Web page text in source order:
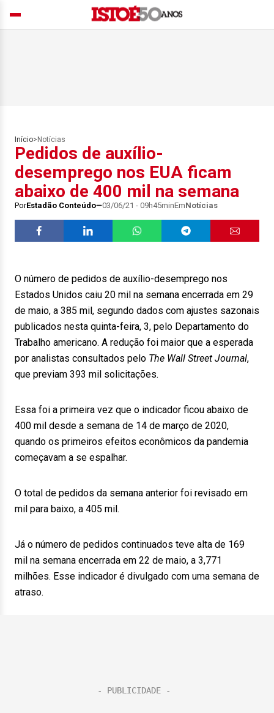
Início> Notícias
Pedidos de auxílio-
desemprego nos EUA ficam
abaixo de 400 mil na semana
PorEstadão Conteúdo 03/06/21 - 09h45minEmNotícias
O número de pedidos de auxílio-desemprego nos
Estados Unidos caiu 20 mil na semana encerrada em 29
de maio, a 385 mil, segundo dados com ajustes sazonais
publicados nesta quinta-feira, 3, pelo Departamento do
Trabalho americano. A redução foi maior que a esperada
por analistas consultados pelo The Wall Street Journal,
que previam 393 mil solicitações.
Essa foi a primeira vez que o indicador ficou abaixo de
400 mil desde a semana de 14 de março de 2020,
quando os primeiros efeitos econômicos da pandemia
começavam a se espalhar.
O total de pedidos da semana anterior foi revisado em
mil para baixo, a 405 mil.
Já o número de pedidos continuados teve alta de 169
mil na semana encerrada em 22 de maio, a 3,771
milhões. Esse indicador é divulgado com uma semana de
atraso.